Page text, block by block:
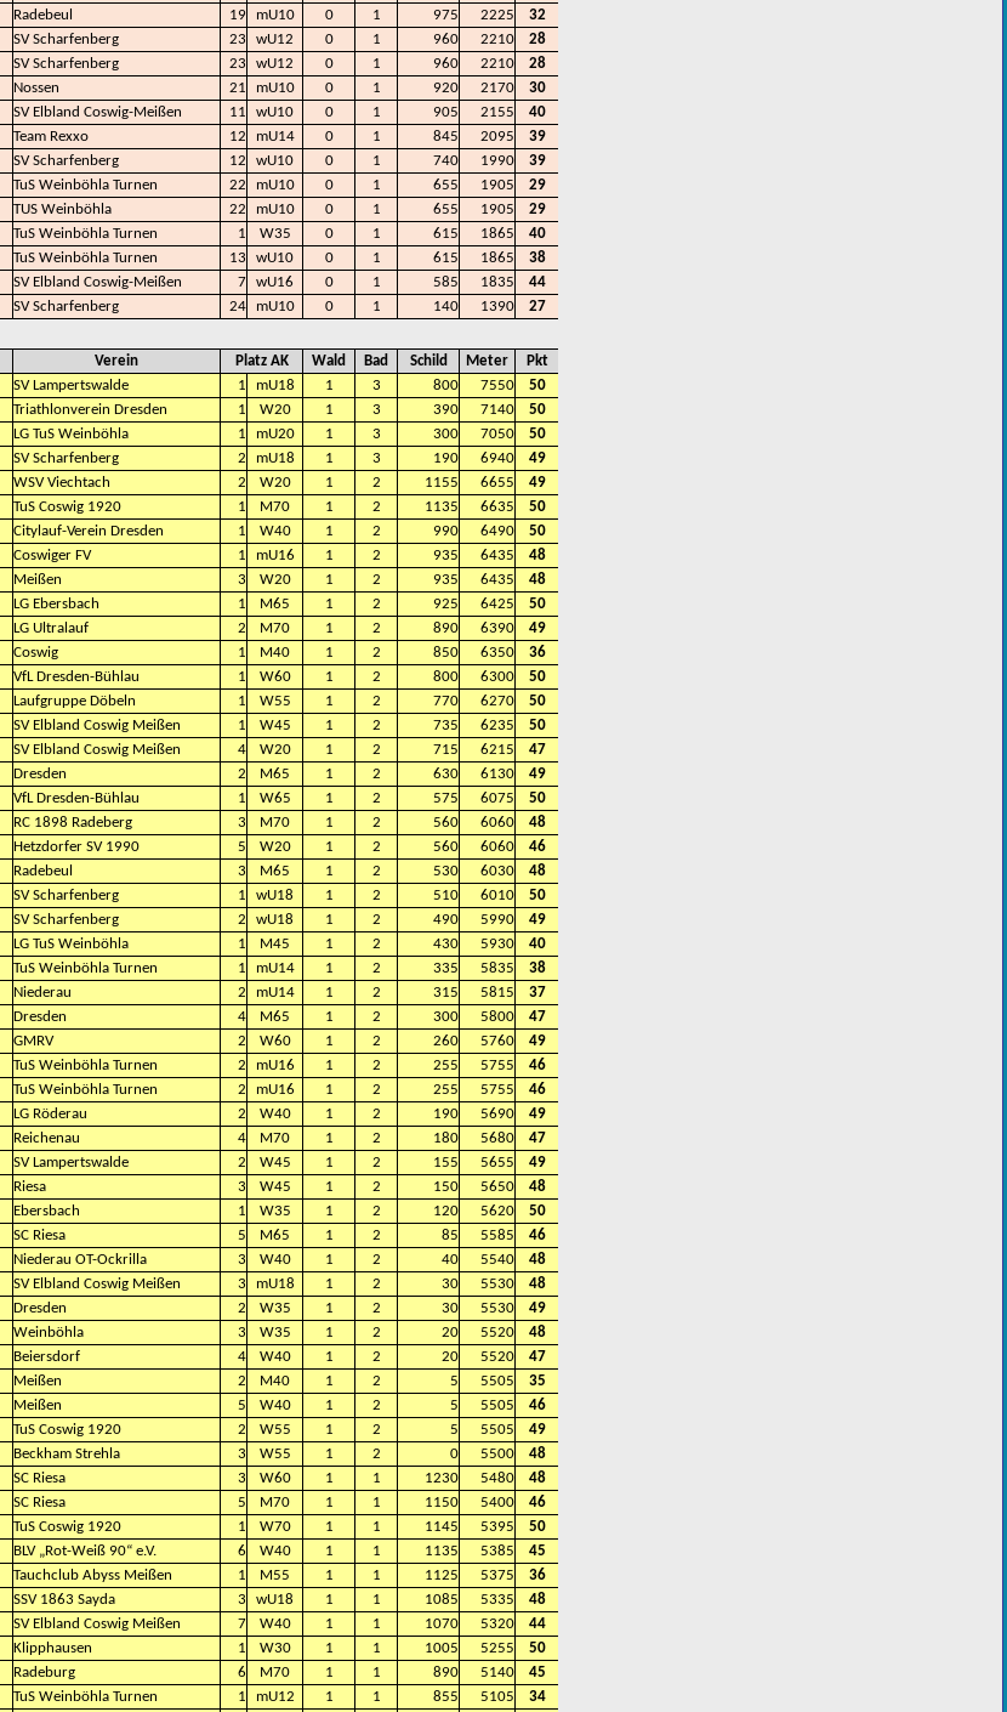
Radebeul 19 mU10 0 1 975 2225
32
SV Scharfenberg 23 wU12 0 1 960 2210
28
SV Scharfenberg 23 wU12 0 1 960 2210
28
Nossen 21 mU10 0 1 920 2170
30
SV Elbland Coswig-Meißen 11 wU10 0 1 905 2155
40
Team Rexxo 12 mU14 0 1 845 2095
39
SV Scharfenberg 12 wU10 0 1 740 1990
39
TuS Weinböhla Turnen 22 mU10 0 1 655 1905
29
TUS Weinböhla 22 mU10 0 1 655 1905
29
TuS Weinböhla Turnen 1 W35 0 1 615 1865
40
TuS Weinböhla Turnen 13 wU10 0 1 615 1865
38
SV Elbland Coswig-Meißen 7 wU16 0 1 585 1835
44
SV Scharfenberg 24 mU10 0 1 140 1390 27
Verein Platz AK Wald Bad Schild Meter
Pkt
SV Lampertswalde 1 mU18 1 3 800 7550
50
Triathlonverein Dresden 1 W20 1 3 390 7140
50
LG TuS Weinböhla 1 mU20 1 3 300 7050
50
SV Scharfenberg 2 mU18 1 3 190 6940
49
WSV Viechtach 2 W20 1 2 1155 6655
49
TuS Coswig 1920 1 M70 1 2 1135 6635
50
Citylauf-Verein Dresden 1 W40 1 2 990 6490
50
Coswiger FV 1 mU16 1 2 935 6435
48
Meißen 3 W20 1 2 935 6435
48
LG Ebersbach 1 M65 1 2 925 6425
50
LG Ultralauf 2 M70 1 2 890 6390
49
Coswig 1 M40 1 2 850 6350
36
VfL Dresden-Bühlau 1 W60 1 2 800 6300
50
Laufgruppe Döbeln 1 W55 1 2 770 6270
50
SV Elbland Coswig Meißen 1 W45 1 2 735 6235
50
SV Elbland Coswig Meißen 4 W20 1 2 715 6215
47
Dresden 2 M65 1 2 630 6130
49
VfL Dresden-Bühlau 1 W65 1 2 575 6075
50
RC 1898 Radeberg 3 M70 1 2 560 6060
48
Hetzdorfer SV 1990 5 W20 1 2 560 6060
46
Radebeul 3 M65 1 2 530 6030
48
SV Scharfenberg 1 wU18 1 2 510 6010
50
SV Scharfenberg 2 wU18 1 2 490 5990
49
LG TuS Weinböhla 1 M45 1 2 430 5930
40
TuS Weinböhla Turnen 1 mU14 1 2 335 5835
38
Niederau 2 mU14 1 2 315 5815
37
Dresden 4 M65 1 2 300 5800
47
GMRV 2 W60 1 2 260 5760
49
TuS Weinböhla Turnen 2 mU16 1 2 255 5755
46
TuS Weinböhla Turnen 2 mU16 1 2 255 5755
46
LG Röderau 2 W40 1 2 190 5690
49
Reichenau 4 M70 1 2 180 5680
47
SV Lampertswalde 2 W45 1 2 155 5655
49
Riesa 3 W45 1 2 150 5650
48
Ebersbach 1 W35 1 2 120 5620
50
SC Riesa 5 M65 1 2 85 5585
46
Niederau OT-Ockrilla 3 W40 1 2 40 5540
48
SV Elbland Coswig Meißen 3 mU18 1 2 30 5530
48
Dresden 2 W35 1 2 30 5530
49
Weinböhla 3 W35 1 2 20 5520
48
Beiersdorf 4 W40 1 2 20 5520
47
Meißen 2 M40 1 2 5 5505
35
Meißen 5 W40 1 2 5 5505
46
TuS Coswig 1920 2 W55 1 2 5 5505
49
Beckham Strehla 3 W55 1 2 0 5500
48
SC Riesa 3 W60 1 1 1230 5480
48
SC Riesa 5 M70 1 1 1150 5400
46
TuS Coswig 1920 1 W70 1 1 1145 5395
50
BLV „Rot-Weiß 90“ e.V. 6 W40 1 1 1135 5385
45
Tauchclub Abyss Meißen 1 M55 1 1 1125 5375
36
SSV 1863 Sayda 3 wU18 1 1 1085 5335
48
SV Elbland Coswig Meißen 7 W40 1 1 1070 5320
44
Klipphausen 1 W30 1 1 1005 5255
50
Radeburg 6 M70 1 1 890 5140
45
TuS Weinböhla Turnen 1 mU12 1 1 855 5105 34